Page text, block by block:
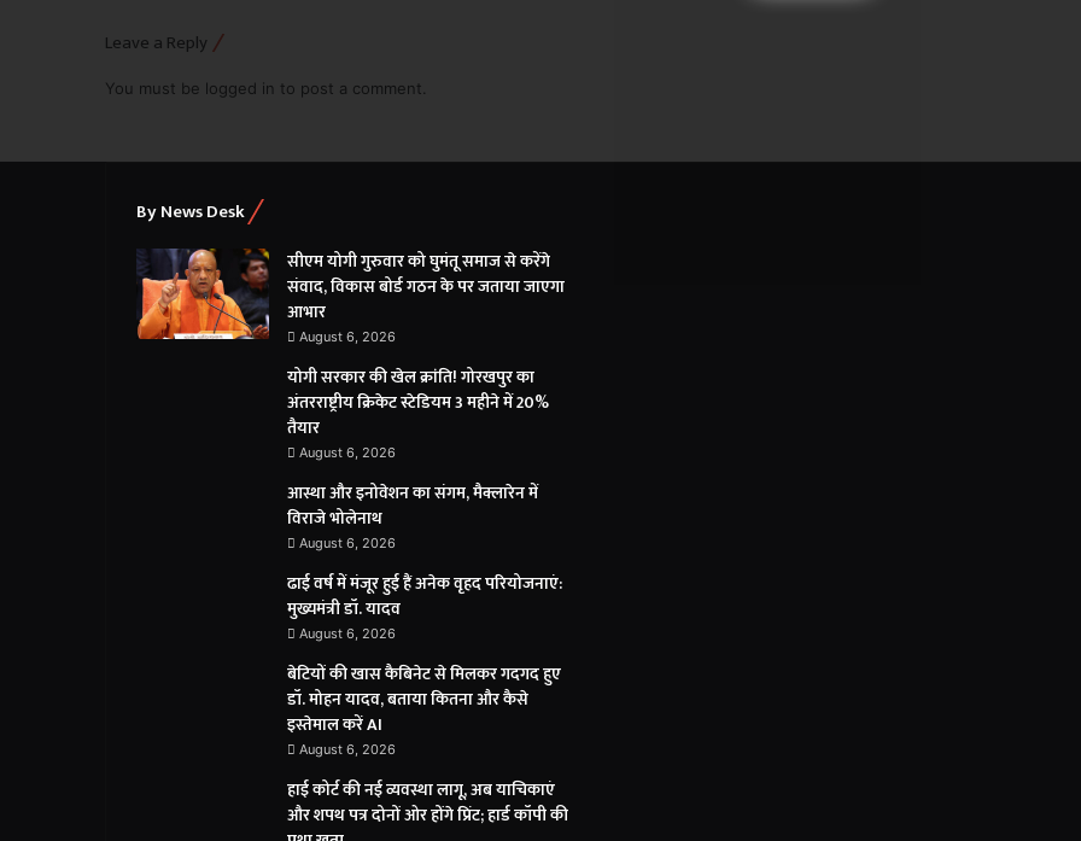
Leave a Reply
You must be logged in to post a comment.
By News Desk
सीएम योगी गुरुवार को घुमंतू समाज से करेंगे
संवाद, विकास बोर्ड गठन के पर जताया जाएगा
आभार
August 6, 2026
योगी सरकार की खेल क्रांति! गोरखपुर का
अंतरराष्ट्रीय क्रिकेट स्टेडियम 3 महीने में 20%
तैयार
August 6, 2026
आस्था और इनोवेशन का संगम, मैक्लारेन में
विराजे भोलेनाथ
August 6, 2026
ढाई वर्ष में मंजूर हुई हैं अनेक वृहद परियोजनाएं:
मुख्यमंत्री डॉ. यादव
August 6, 2026
बेटियों की खास कैबिनेट से मिलकर गदगद हुए
डॉ. मोहन यादव, बताया कितना और कैसे
इस्तेमाल करें AI
August 6, 2026
हाई कोर्ट की नई व्यवस्था लागू, अब याचिकाएं
और शपथ पत्र दोनों ओर होंगे प्रिंट; हार्ड कॉपी की